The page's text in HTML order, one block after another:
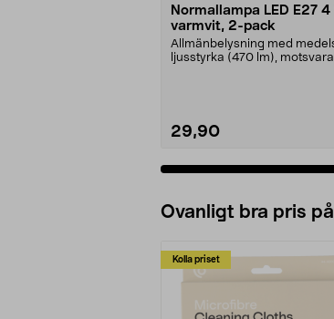
Normallampa LED E27 4
varmvit, 2-pack
Allmänbelysning med
ljusstyrka (470 lm),
29,90
Ovanligt bra pris
Kolla priset